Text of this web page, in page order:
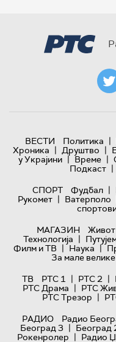
ВЕСТИ Политика |
Хроника | Друштво |
у Украјини | Време |
Подкаст |
СПОРТ
Фудбал |
Рукомет | Ватерполо
МАГАЗИН
Живот
Технологијa |
Филм и ТВ | Наука |
За мале велике
ТВ
РТС 1 | РТС 2 |
РТС Драма | РТС
РТС Трезор |
РАДИО
Радио
Београд 3 | Београд
Рокенролер | Радио